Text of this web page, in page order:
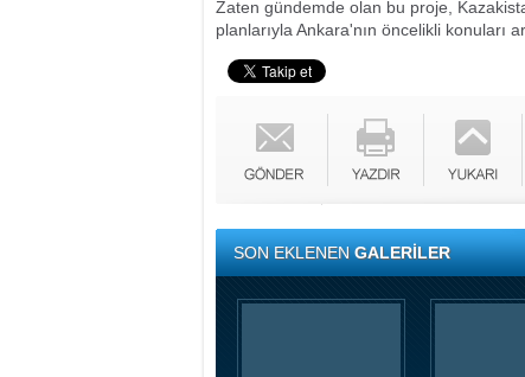
Zaten gündemde olan bu proje,
planlarıyla Ankara'nın öncelikli konuları
SON EKLENENGALERİLER